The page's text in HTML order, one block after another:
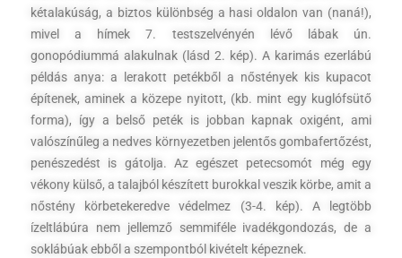
kétalakúság, a biztos különbség a hasi oldalon van (naná!),
mivel a hímek 7. testszelvényén lévő lábak ún.
gonopódiummá alakulnak (lásd 2. kép). A karimás ezerlábú
példás anya: a lerakott petékből a nőstények kis kupacot
építenek, aminek a közepe nyitott, (kb. mint egy kuglófsütő
forma), így a belső peték is jobban kapnak oxigént, ami
valószínűleg a nedves környezetben jelentős gombafertőzést,
penészedést is gátolja. Az egészet petecsomót még egy
vékony külső, a talajból készített burokkal veszik körbe, amit a
nőstény körbetekeredve védelmez (3-4. kép). A legtöbb
ízeltlábúra nem jellemző semmiféle ivadékgondozás, de a
soklábúak ebből a szempontból kivételt képeznek.